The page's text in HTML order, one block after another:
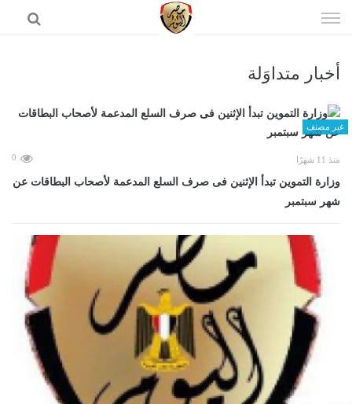
الى
أخبار متداوَلة
غير مصنف
منذ 11 شهرًا 0
وزارة التموين تبدأ الإثنين فى صرف السلع المدعمة لأصحاب البطاقات عن
شهر سبتمبر